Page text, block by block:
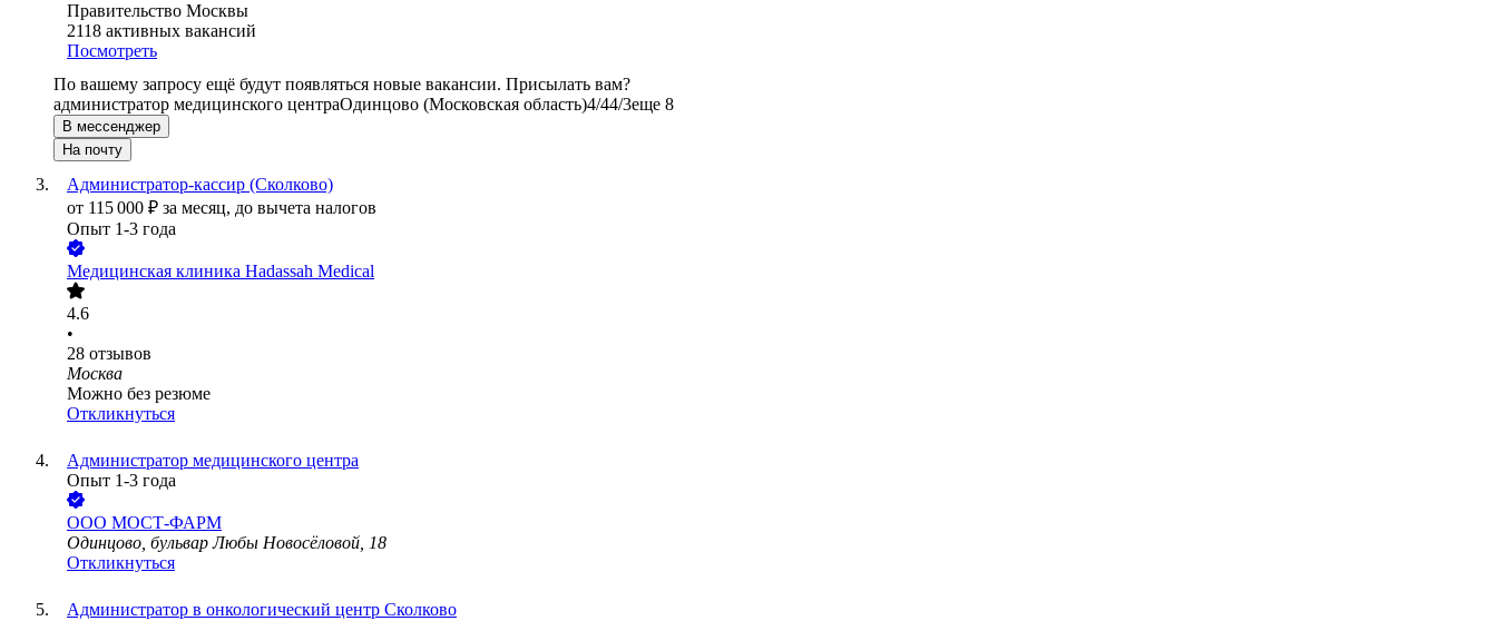
Правительство Москвы
2118 активных вакансий
Посмотреть
По вашему запросу ещё будут появляться новые вакансии. Присылать вам?
администратор медицинского центраОдинцово (Московская область)4/44/3еще 8
В мессенджер
На почту
Администратор-кассир (Сколково)
от 115 000 ₽ за месяц, до вычета налогов
Опыт 1-3 года
Медицинская клиника Hadassah Medical
4.6
•
28 отзывов
Москва
Можно без резюме
Откликнуться
Администратор медицинского центра
Опыт 1-3 года
ООО МОСТ-ФАРМ
Одинцово, бульвар Любы Новосёловой, 18
Откликнуться
Администратор в онкологический центр Сколково